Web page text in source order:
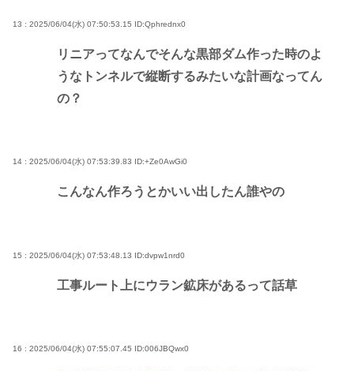
13 : 2025/06/04(水) 07:50:53.15 ID:Qphrednx0
リニアってなんでそんな黒部ダム作った時のよ
うなトンネルで縦断するみたいな計画なってん
の？
14 : 2025/06/04(水) 07:53:39.83 ID:+Ze0AwGi0
こんなん作ろうとかいい出したん誰やの
15 : 2025/06/04(水) 07:53:48.13 ID:dvpw1nrd0
工事ルート上にウラン鉱床があるって話草
16 : 2025/06/04(水) 07:55:07.45 ID:006JBQwx0